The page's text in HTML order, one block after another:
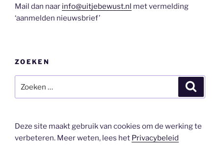
Mail dan naar info@uitjebewust.nl met vermelding
‘aanmelden nieuwsbrief’
ZOEKEN
naar:
Deze site maakt gebruik van cookies om de werking te
verbeteren. Meer weten, lees het Privacybeleid